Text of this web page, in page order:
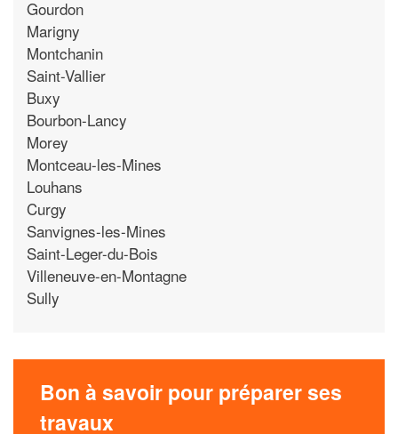
Gourdon
Marigny
Montchanin
Saint-Vallier
Buxy
Bourbon-Lancy
Morey
Montceau-les-Mines
Louhans
Curgy
Sanvignes-les-Mines
Saint-Leger-du-Bois
Villeneuve-en-Montagne
Sully
Bon à savoir pour préparer ses
travaux